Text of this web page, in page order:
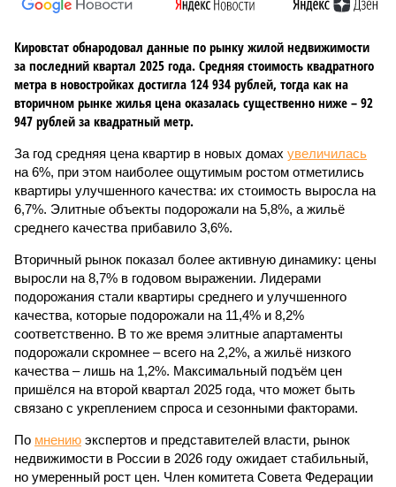
Кировстат обнародовал данные по рынку жилой недвижимости
за последний квартал 2025 года. Средняя стоимость квадратного
метра в новостройках достигла 124 934 рублей, тогда как на
вторичном рынке жилья цена оказалась существенно ниже – 92
947 рублей за квадратный метр.
За год средняя цена квартир в новых домах увеличилась
на 6%, при этом наиболее ощутимым ростом отметились
квартиры улучшенного качества: их стоимость выросла на
6,7%. Элитные объекты подорожали на 5,8%, а жильё
среднего качества прибавило 3,6%.
Вторичный рынок показал более активную динамику: цены
выросли на 8,7% в годовом выражении. Лидерами
подорожания стали квартиры среднего и улучшенного
качества, которые подорожали на 11,4% и 8,2%
соответственно. В то же время элитные апартаменты
подорожали скромнее – всего на 2,2%, а жильё низкого
качества – лишь на 1,2%. Максимальный подъём цен
пришёлся на второй квартал 2025 года, что может быть
связано с укреплением спроса и сезонными факторами.
По мнению экспертов и представителей власти, рынок
недвижимости в России в 2026 году ожидает стабильный,
но умеренный рост цен. Член комитета Совета Федерации